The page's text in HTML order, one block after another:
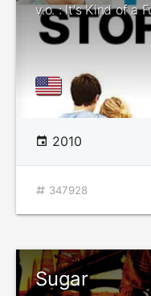
v.o. : It's Kind of a
2010
347928
Sugar